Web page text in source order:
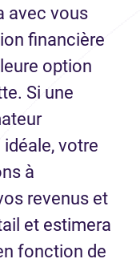
avec vous
financière
option
Si une
votre
à
revenus et
et estimera
fonction de